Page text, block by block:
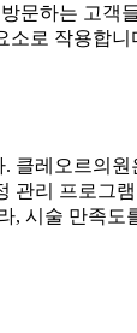
하는 고
로 작용합
레오르의
리 프로그
시술 만족